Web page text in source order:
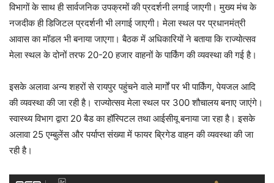
विभागों के साथ ही सार्वजनिक उपक्रमों की प्रदर्शनी लगाई जाएगी। मुख्य मंच के
नजदीक ही डिजिटल प्रदर्शनी भी लगाई जाएगी। मेला स्थल पर प्रधानमंत्री
आवास का मॉडल भी बनाया जाएगा। बैठक में अधिकारियों ने बताया कि राज्योत्सव
मेला स्थल के दोनों तरफ 20-20 हजार वाहनों के पार्किंग की व्यवस्था की गई है।
इसके अलावा अन्य शहरों से रायपुर पहुंचने वाले मार्गों पर भी पार्किंग, पेयजल आदि
की व्यवस्था की जा रही है। राज्योत्सव मेला स्थल पर 300 शौचालय बनाए जाएंगे।
स्वास्थ्य विभाग द्वारा 20 बैड का हॉस्पिटल तथा आईसीयू बनाया जा रहा है। इसके
अलावा 25 एम्बुलेंस और पर्याप्त संख्या में फायर ब्रिगेड वाहन की व्यवस्था की जा
रही है।